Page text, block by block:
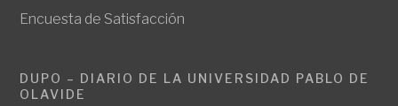
Encuesta de Satisfacción
DUPO – DIARIO DE LA UNIVERSIDAD PABLO DE
OLAVIDE